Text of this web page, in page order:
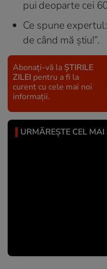
pui deoparte cei
Ce spune
de când mă știu!”.
Abonați-vă la ȘTIRILE
ZILEI pentru a fi la
curent cu cele mai noi
informații.
URMĂREȘTE CEL